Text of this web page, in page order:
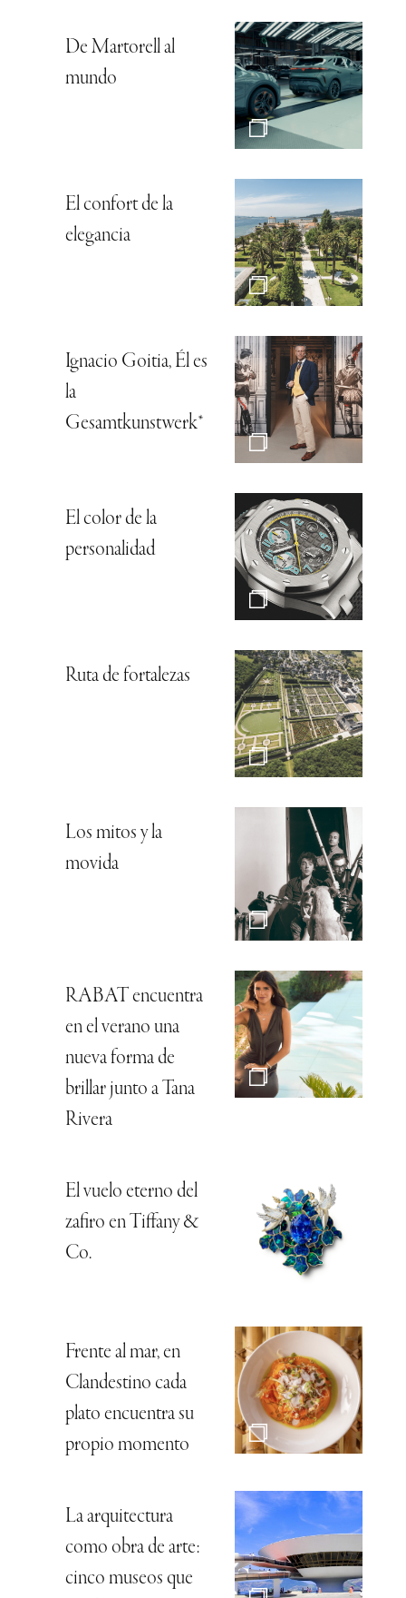
De Martorell al
mundo
El confort de la
elegancia
Ignacio Goitia, Él es
la
Gesamtkunstwerk*
El color de la
personalidad
Ruta de fortalezas
Los mitos y la
movida
RABAT encuentra
en el verano una
nueva forma de
brillar junto a Tana
Rivera
El vuelo eterno del
zafiro en Tiffany &
Co.
Frente al mar, en
Clandestino cada
plato encuentra su
propio momento
La arquitectura
como obra de arte:
cinco museos que